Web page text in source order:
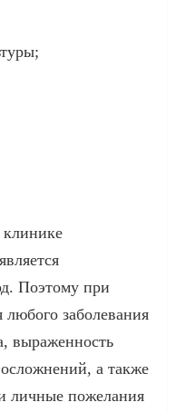
Поэтому при
заболевания
выраженность
а также
личные пожелания